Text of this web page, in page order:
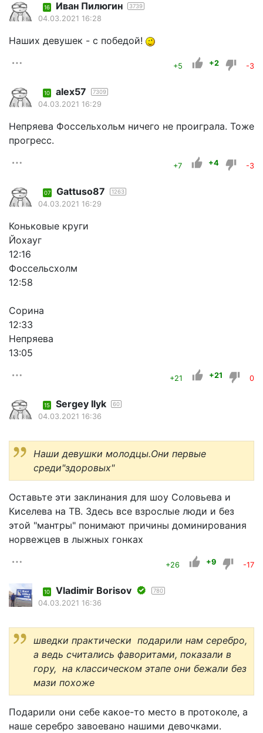
16 Иван Пилюгин 3739
04.03.2021 16:28
Наших девушек - с победой!
+5 +2 -3
10 alex57 7309
04.03.2021 16:29
Непряева Фоссельхольм ничего не проиграла. Тоже
прогресс.
+7 +4 -3
07 Gattuso87 1263
04.03.2021 16:29
Коньковые круги
Йохауг
12:16
Фоссельсхолм
12:58
Сорина
12:33
Непряева
13:05
+21 +21 0
15 Sergey Ilyk 60
04.03.2021 16:36
Наши девушки молодцы.Они первые
среди"здоровых"
Оставьте эти заклинания для шоу Соловьева и
Киселева на ТВ. Здесь все взрослые люди и без
этой "мантры" понимают причины доминирования
норвежцев в лыжных гонках
+26 +9 -17
10 Vladimir Borisov 780
04.03.2021 16:36
шведки практически подарили нам серебро,
а ведь считались фаворитами, показали в
гору, на классическом этапе они бежали без
мази похоже
Подарили они себе какое-то место в протоколе, а
наше серебро завоевано нашими девочками.